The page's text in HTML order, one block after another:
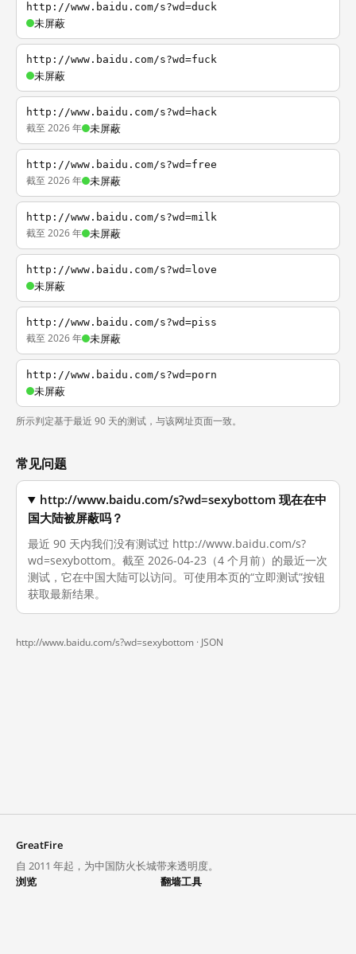
http://www.baidu.com/s?wd=duck
未屏蔽
http://www.baidu.com/s?wd=fuck
未屏蔽
http://www.baidu.com/s?wd=hack
截至 2026 年 未屏蔽
http://www.baidu.com/s?wd=free
截至 2026 年 未屏蔽
http://www.baidu.com/s?wd=milk
截至 2026 年 未屏蔽
http://www.baidu.com/s?wd=love
未屏蔽
http://www.baidu.com/s?wd=piss
截至 2026 年 未屏蔽
http://www.baidu.com/s?wd=porn
未屏蔽
所示判定基于最近 90 天的测试，与该网址页面一致。
常见问题
http://www.baidu.com/s?wd=sexybottom 现在在中
国大陆被屏蔽吗？
最近 90 天内我们没有测试过 http://www.baidu.com/s?
wd=sexybottom。截至 2026-04-23（4 个月前）的最近一次
测试，它在中国大陆可以访问。可使用本页的“立即测试”按钮
获取最新结果。
http://www.baidu.com/s?wd=sexybottom · JSON
GreatFire
自 2011 年起，为中国防火长城带来透明度。
浏览
翻墙工具